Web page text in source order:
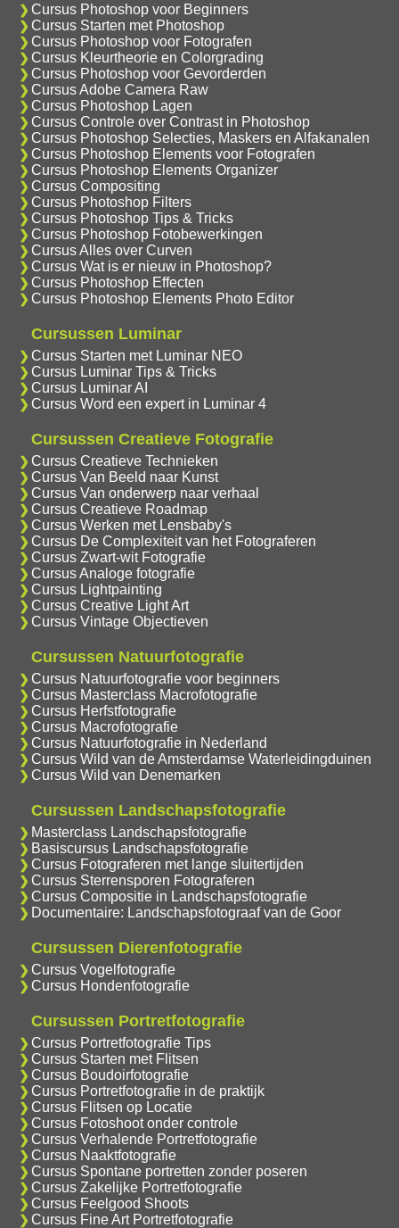
Cursus Photoshop voor Beginners
Cursus Starten met Photoshop
Cursus Photoshop voor Fotografen
Cursus Kleurtheorie en Colorgrading
Cursus Photoshop voor Gevorderden
Cursus Adobe Camera Raw
Cursus Photoshop Lagen
Cursus Controle over Contrast in Photoshop
Cursus Photoshop Selecties, Maskers en Alfakanalen
Cursus Photoshop Elements voor Fotografen
Cursus Photoshop Elements Organizer
Cursus Compositing
Cursus Photoshop Filters
Cursus Photoshop Tips & Tricks
Cursus Photoshop Fotobewerkingen
Cursus Alles over Curven
Cursus Wat is er nieuw in Photoshop?
Cursus Photoshop Effecten
Cursus Photoshop Elements Photo Editor
Cursussen Luminar
Cursus Starten met Luminar NEO
Cursus Luminar Tips & Tricks
Cursus Luminar AI
Cursus Word een expert in Luminar 4
Cursussen Creatieve Fotografie
Cursus Creatieve Technieken
Cursus Van Beeld naar Kunst
Cursus Van onderwerp naar verhaal
Cursus Creatieve Roadmap
Cursus Werken met Lensbaby's
Cursus De Complexiteit van het Fotograferen
Cursus Zwart-wit Fotografie
Cursus Analoge fotografie
Cursus Lightpainting
Cursus Creative Light Art
Cursus Vintage Objectieven
Cursussen Natuurfotografie
Cursus Natuurfotografie voor beginners
Cursus Masterclass Macrofotografie
Cursus Herfstfotografie
Cursus Macrofotografie
Cursus Natuurfotografie in Nederland
Cursus Wild van de Amsterdamse Waterleidingduinen
Cursus Wild van Denemarken
Cursussen Landschapsfotografie
Masterclass Landschapsfotografie
Basiscursus Landschapsfotografie
Cursus Fotograferen met lange sluitertijden
Cursus Sterrensporen Fotograferen
Cursus Compositie in Landschapsfotografie
Documentaire: Landschapsfotograaf van de Goor
Cursussen Dierenfotografie
Cursus Vogelfotografie
Cursus Hondenfotografie
Cursussen Portretfotografie
Cursus Portretfotografie Tips
Cursus Starten met Flitsen
Cursus Boudoirfotografie
Cursus Portretfotografie in de praktijk
Cursus Flitsen op Locatie
Cursus Fotoshoot onder controle
Cursus Verhalende Portretfotografie
Cursus Naaktfotografie
Cursus Spontane portretten zonder poseren
Cursus Zakelijke Portretfotografie
Cursus Feelgood Shoots
Cursus Fine Art Portretfotografie